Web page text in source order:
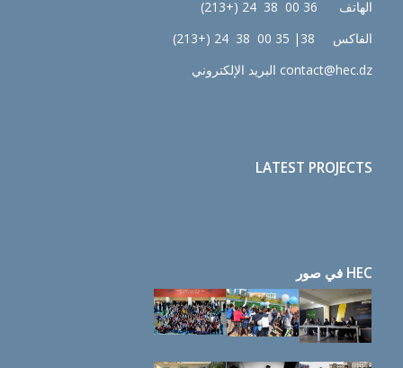
الهاتف 36 00 38 24 (+213)
الفاكس 38| 35 00 38 24 (+213)
contact@hec.dz البريد الإلكتروني
LATEST PROJECTS
HEC في صور